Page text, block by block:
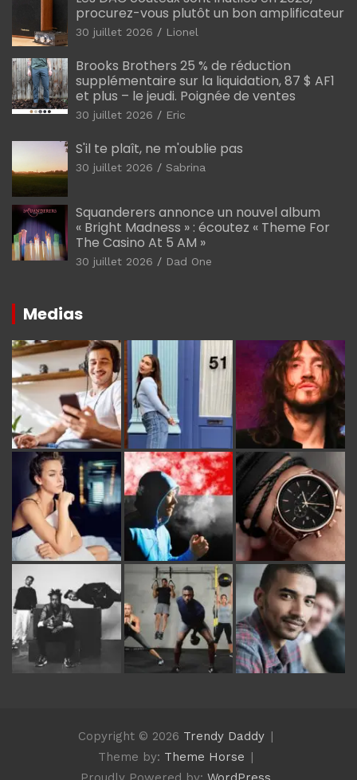
procurez-vous plutôt un bon amplificateur
30 juillet 2026 Lionel
Brooks Brothers 25 % de réduction
supplémentaire sur la liquidation, 87 $ AF1
et plus – le jeudi. Poignée de ventes
30 juillet 2026 Eric
S'il te plaît, ne m'oublie pas
30 juillet 2026 Sabrina
Squanderers annonce un nouvel album
« Bright Madness » : écoutez « Theme For
The Casino At 5 AM »
30 juillet 2026 Dad One
Medias
Copyright © 2026 Trendy Daddy
Theme by: Theme Horse